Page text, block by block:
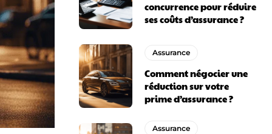
concurrence pour réduire
ses coûts d’assurance ?
Assurance
Comment négocier une
réduction sur votre
prime d’assurance ?
Assurance